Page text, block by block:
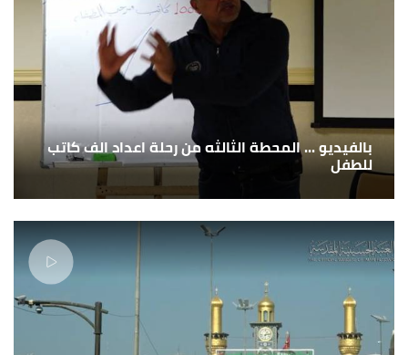
بالفيديو ... المحطة الثالثه من رحلة اعداد الف كاتب
للطفل